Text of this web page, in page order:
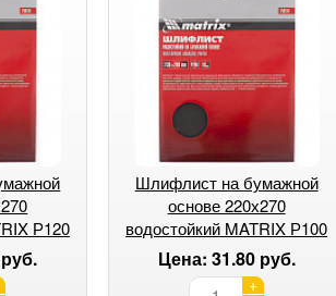
Р120
Шлифлист на бумажной
основе 220х270
водостойкий MATRIX Р100
Цена: 31.80 руб.
+